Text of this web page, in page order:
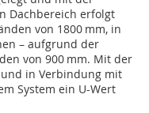
Dachbereich erfolgt
von 1800 mm, in
– aufgrund der
von 900 mm. Mit der
in Verbindung mit
System ein U-Wert